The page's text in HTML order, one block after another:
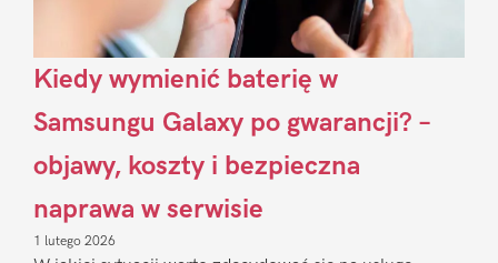
Kiedy wymienić baterię w
Samsungu Galaxy po gwarancji? –
objawy, koszty i bezpieczna
naprawa w serwisie
1 lutego 2026